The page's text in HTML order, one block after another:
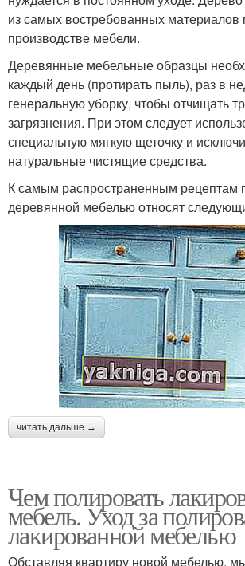
из самых востребованных материалов
производстве мебели.
Деревянные мебельные образцы
каждый день (протирать пыль), раз в
генеральную уборку, чтобы отчищать
загрязнения. При этом следует
специальную мягкую щеточку и
натуральные чистящие средства.
К самым распространенным рецептам
деревянной мебелью относят
читать дальше →
Чем полировать
мебель. Уход за
лакированной мебелью
Обставляя квартиру новой мебелью,